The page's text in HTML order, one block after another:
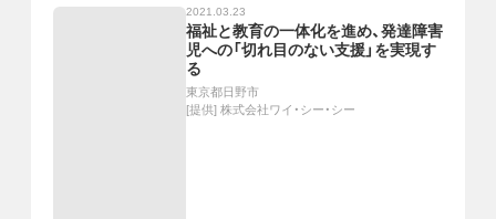
2021.03.23
福祉と教育の一体化を進め、発達障害
児への「切れ目のない支援」を実現す
る
東京都日野市
[提供] 株式会社ワイ・シー・シー